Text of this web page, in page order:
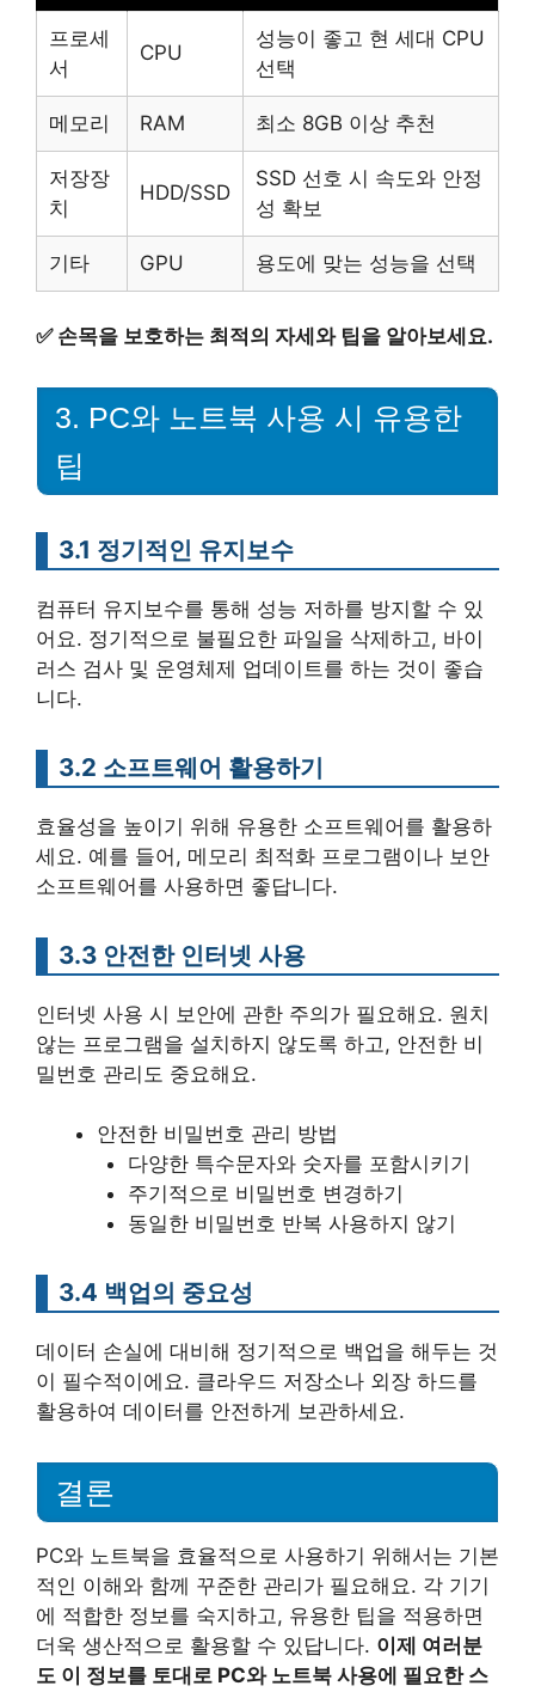
프로세
서
CPU
성능이 좋고 현 세대 CPU
선택
메모리 RAM 최소 8GB 이상 추천
저장장
치
HDD/SSD
SSD 선호 시 속도와 안정
성 확보
기타 GPU 용도에 맞는 성능을 선택
✅ 손목을 보호하는 최적의 자세와 팁을 알아보세요.
3. PC와 노트북 사용 시 유용한
팁
3.1 정기적인 유지보수
컴퓨터 유지보수를 통해 성능 저하를 방지할 수 있
어요. 정기적으로 불필요한 파일을 삭제하고, 바이
러스 검사 및 운영체제 업데이트를 하는 것이 좋습
니다.
3.2 소프트웨어 활용하기
효율성을 높이기 위해 유용한 소프트웨어를 활용하
세요. 예를 들어, 메모리 최적화 프로그램이나 보안
소프트웨어를 사용하면 좋답니다.
3.3 안전한 인터넷 사용
인터넷 사용 시 보안에 관한 주의가 필요해요. 원치
않는 프로그램을 설치하지 않도록 하고, 안전한 비
밀번호 관리도 중요해요.
안전한 비밀번호 관리 방법
다양한 특수문자와 숫자를 포함시키기
주기적으로 비밀번호 변경하기
동일한 비밀번호 반복 사용하지 않기
3.4 백업의 중요성
데이터 손실에 대비해 정기적으로 백업을 해두는 것
이 필수적이에요. 클라우드 저장소나 외장 하드를
활용하여 데이터를 안전하게 보관하세요.
결론
PC와 노트북을 효율적으로 사용하기 위해서는 기본
적인 이해와 함께 꾸준한 관리가 필요해요. 각 기기
에 적합한 정보를 숙지하고, 유용한 팁을 적용하면
더욱 생산적으로 활용할 수 있답니다. 이제 여러분
도 이 정보를 토대로 PC와 노트북 사용에 필요한 스